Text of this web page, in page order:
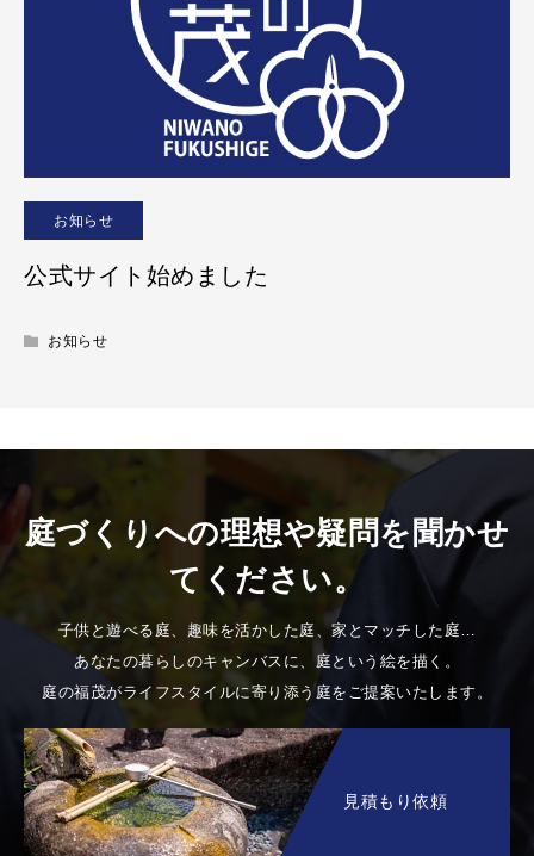
お知らせ
公式サイト始めました
お知らせ
庭づくりへの理想や疑問を聞かせ
てください。
子供と遊べる庭、趣味を活かした庭、家とマッチした庭…
あなたの暮らしのキャンバスに、庭という絵を描く。
庭の福茂がライフスタイルに寄り添う庭をご提案いたします。
見積もり依頼